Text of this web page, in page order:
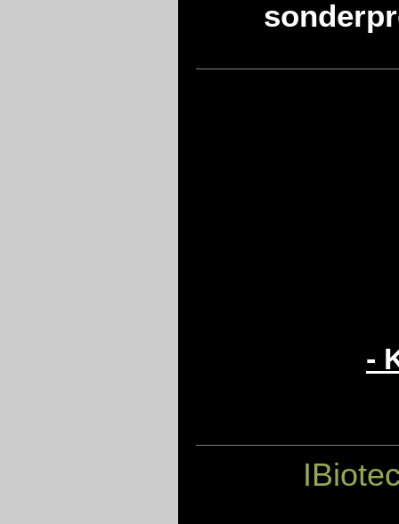
-